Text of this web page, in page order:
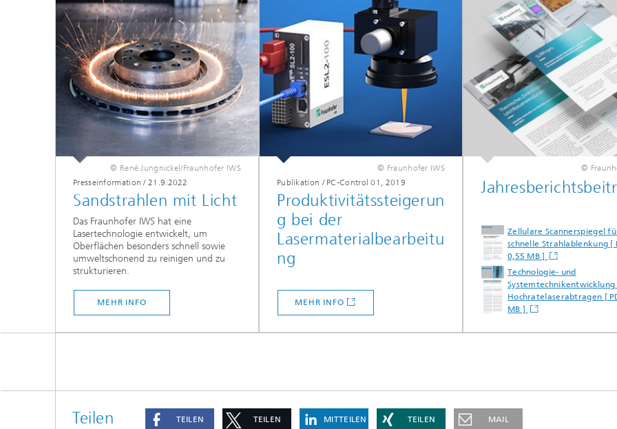
© René Jungnickel/Fraunhofer IWS
Presseinformation / 21.9.2022
Sandstrahlen mit Licht
Das Fraunhofer IWS hat eine
Lasertechnologie entwickelt, um
Oberflächen besonders schnell sowie
umweltschonend zu reinigen und zu
strukturieren.
MEHR INFO
© Fraunhofer IWS
Publikation / PC-Control 01, 2019
Produktivitätssteigerun
g bei der
Lasermaterialbearbeitu
ng
MEHR INFO
©
Zellulare Scannerspiegel
schnelle Strahlablenkung [
0,55 MB ]
Technologie- und
Systemtechnikentwicklung
Hochratelaserabtragen [
MB ]
Teilen TEILEN TEILEN MITTEILEN TEILEN MAIL